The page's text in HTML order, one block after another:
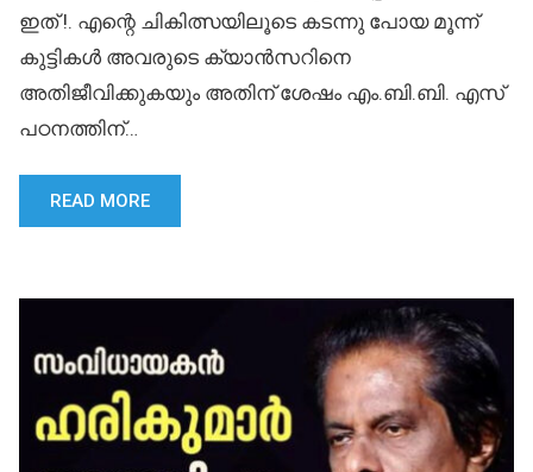
ഇത് !. എന്റെ ചികിത്സയിലൂടെ കടന്നു പോയ മൂന്ന്
കുട്ടികൾ അവരുടെ ക്യാൻസറിനെ
അതിജീവിക്കുകയും അതിന് ശേഷം എം.ബി.ബി. എസ്
പഠനത്തിന്…
READ MORE